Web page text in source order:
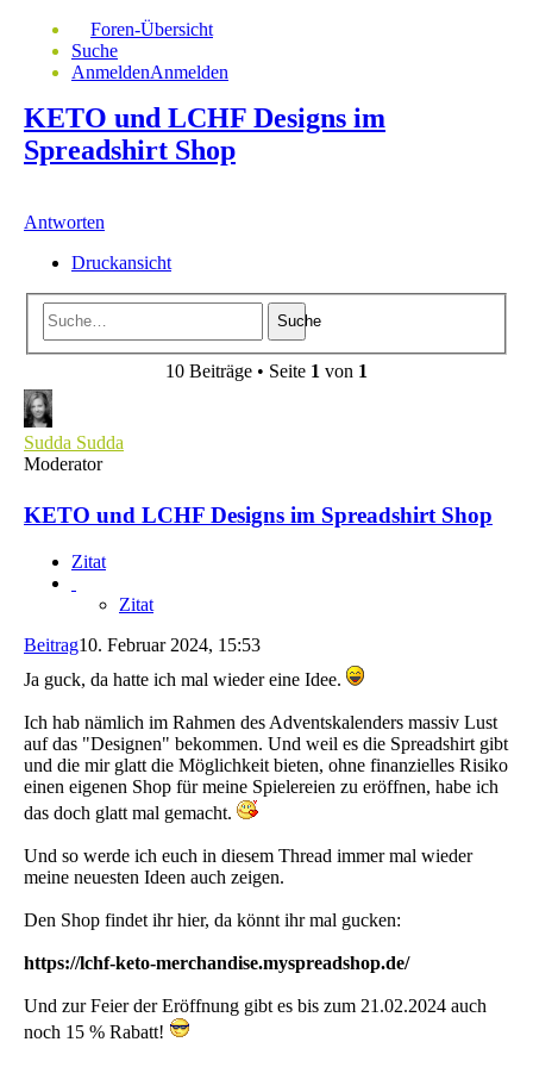
Foren-Übersicht
Suche
AnmeldenAnmelden
KETO und LCHF Designs im
Spreadshirt Shop
Antworten
Druckansicht
Suche
10 Beiträge • Seite 1 von 1
Sudda Sudda
Moderator
KETO und LCHF Designs im Spreadshirt Shop
Zitat
Zitat
Beitrag10. Februar 2024, 15:53
Ja guck, da hatte ich mal wieder eine Idee.
Ich hab nämlich im Rahmen des Adventskalenders massiv Lust
auf das "Designen" bekommen. Und weil es die Spreadshirt gibt
und die mir glatt die Möglichkeit bieten, ohne finanzielles Risiko
einen eigenen Shop für meine Spielereien zu eröffnen, habe ich
das doch glatt mal gemacht.
Und so werde ich euch in diesem Thread immer mal wieder
meine neuesten Ideen auch zeigen.
Den Shop findet ihr hier, da könnt ihr mal gucken:
https://lchf-keto-merchandise.myspreadshop.de/
Und zur Feier der Eröffnung gibt es bis zum 21.02.2024 auch
noch 15 % Rabatt!